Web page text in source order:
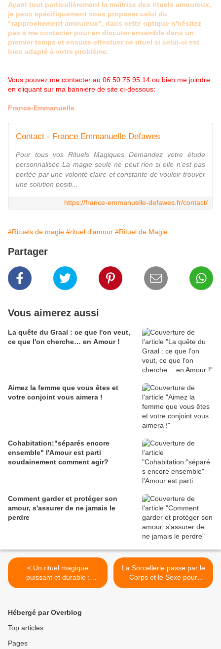
Ayant tout particulièrement la maîtrise des rituels amoureux,
je peux spécifiquement vous proposer celui du
"rapprochement amoureux", dans cette optique n'hésitez
pas à me contacter pour en discuter ensemble dans un
premier temps et ensuite effectuer ce rituel si celui-ci est
bien adapté à votre problème.
Vous pouvez me contacter au 06.50.75.95.14 ou bien me joindre
en cliquant sur ma bannière de site ci-dessous:
France-Emmanuelle
Contact - France Emmanuelle Defawes
Pour tous vos Rituels Magiques Demandez votre étude
personnalisée La magie seule ne peut rien si elle n'est pas
portée par une volonté claire et constante de vouloir trouver
une solution positi...
https://france-emmanuelle-defawes.fr/contact/
#Rituels de magie #rituel d'amour #Rituel de Magie
Partager
Vous aimerez aussi
La quête du Graal : ce que l'on veut,
ce que l'on cherche… en Amour !
Aimez la femme que vous êtes et
votre conjoint vous aimera !
Cohabitation:"séparés encore
ensemble" l'Amour est parti
soudainement comment agir?
Comment garder et protéger son
amour, s'assurer de ne jamais le
perdre
< Un rituel magique
puissant et durable :
l'Ensorcellement d'Amour
La Sorcellerie passe par le
Corps et le Sexe pour
sauver l'Amour >
Hébergé par Overblog
Top articles
Pages